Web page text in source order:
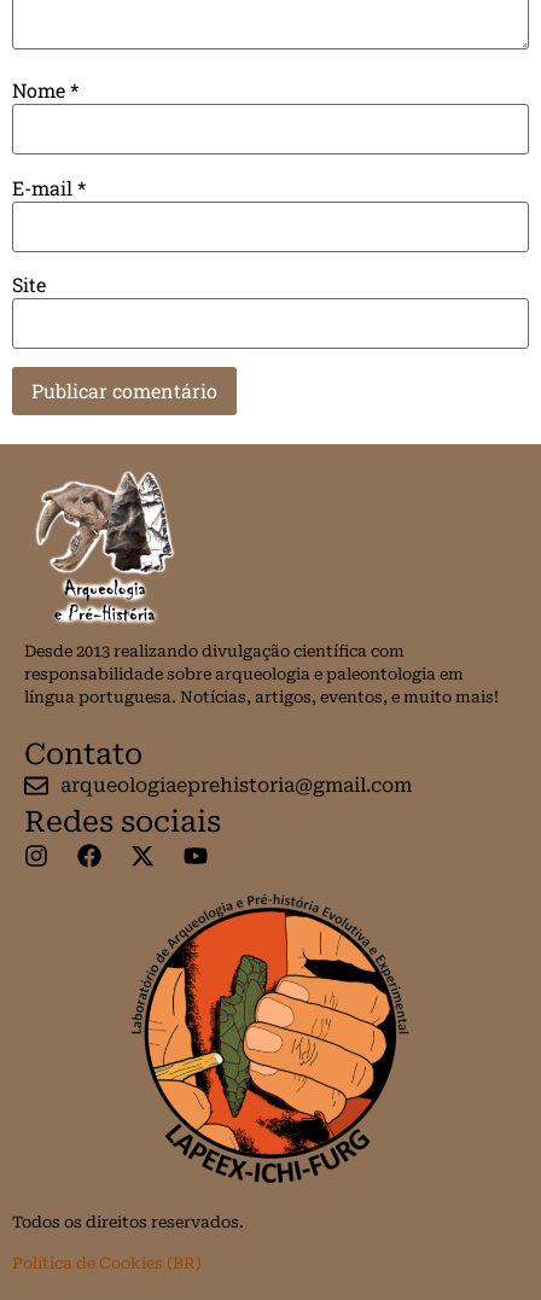
Nome*
E-mail *
Site
Desde 2013 realizando divulgação científica com
responsabilidade sobre arqueologia e paleontologia em
língua portuguesa. Notícias, artigos, eventos, e muito mais!
Contato
arqueologiaeprehistoria@gmail.com
Redes sociais
Todos os direitos reservados.
Política de Cookies (BR)